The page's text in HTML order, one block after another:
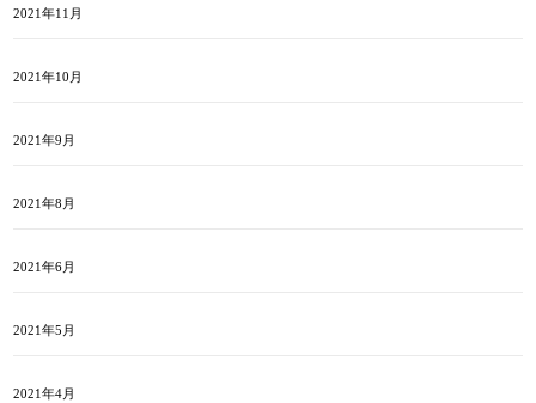
2021年11月
2021年10月
2021年9月
2021年8月
2021年6月
2021年5月
2021年4月